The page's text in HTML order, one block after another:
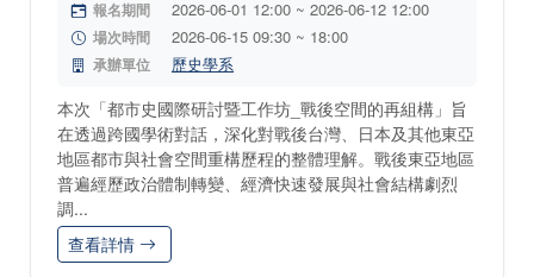
報名期間 2026-06-01 12:00 ~ 2026-06-12 12:00
場次時間 2026-06-15 09:30 ~ 18:00
承辦單位 歷史學系
本次「都市史國際研討暨工作坊_戰後空間的再組構」旨
在透過跨國學術對話，深化對戰後台灣、日本及其他東亞
地區都市與社會空間重構歷程的整體理解。戰後東亞地區
普遍經歷政治體制轉變、經濟快速發展與社會結構劇烈
調...
查看詳情